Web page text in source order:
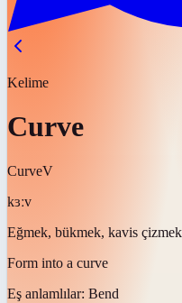
Kelime
Curve
CurveV
kɜːv
Eğmek, bükmek, kavis çizmek
Form into a curve
Eş anlamlılar: Bend